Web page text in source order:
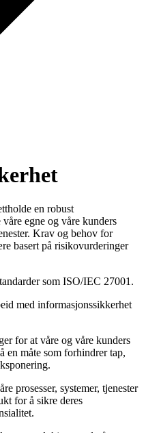
en robust
egne og våre kunders
Krav og behov for
basert på risikovurderinger
som ISO/IEC 27001.
med informasjonssikkerhet
for at våre og våre kunders
en måte som forhindrer tap,
prosesser, systemer, tjenester
for å sikre deres